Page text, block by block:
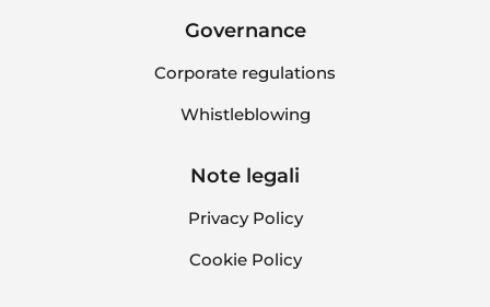
Governance
Corporate regulations
Whistleblowing
Note legali
Privacy Policy
Cookie Policy